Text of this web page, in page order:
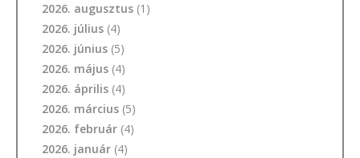
2026. augusztus (1)
2026. július (4)
2026. június (5)
2026. május (4)
2026. április (4)
2026. március (5)
2026. február (4)
2026. január (4)